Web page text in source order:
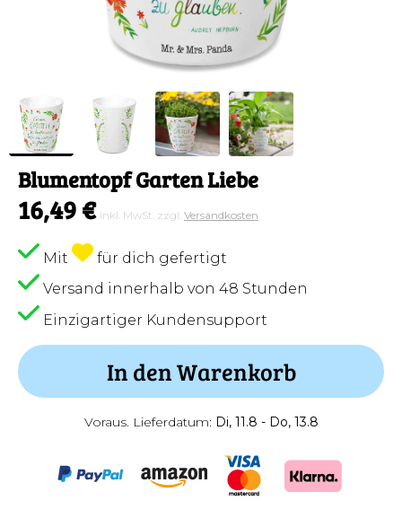
Blumentopf Garten Liebe
16,49 € inkl. MwSt. zzgl. Versandkosten
Mit
für dich gefertigt
Versand innerhalb von 48 Stunden
Einzigartiger Kundensupport
In den Warenkorb
Voraus. Lieferdatum: Di, 11.8 - Do, 13.8